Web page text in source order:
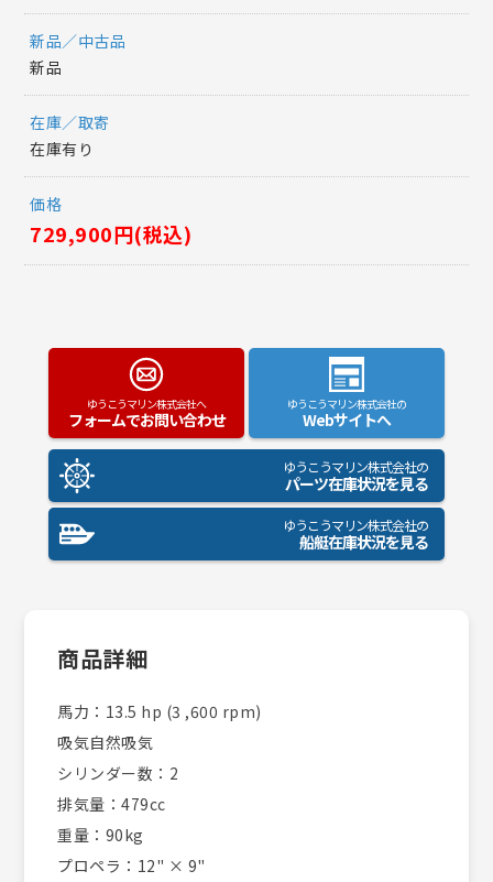
新品／中古品
新品
在庫／取寄
在庫有り
価格
729,900円(税込)
ゆうこうマリン株式会社へ
フォームでお問い合わせ
ゆうこうマリン株式会社の
Webサイトへ
ゆうこうマリン株式会社の
パーツ在庫状況を見る
ゆうこうマリン株式会社の
船艇在庫状況を見る
商品詳細
馬力：13.5 hp (3 ,600 rpm)
吸気自然吸気
シリンダー数：2
排気量：479cc
重量：90kg
プロペラ：12" × 9"